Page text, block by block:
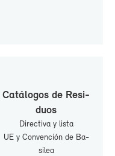
Ca­tá­lo­gos de Re­si­
duos
Di­rec­ti­va y lis­ta
UE y Con­ven­ción de Ba­
si­lea